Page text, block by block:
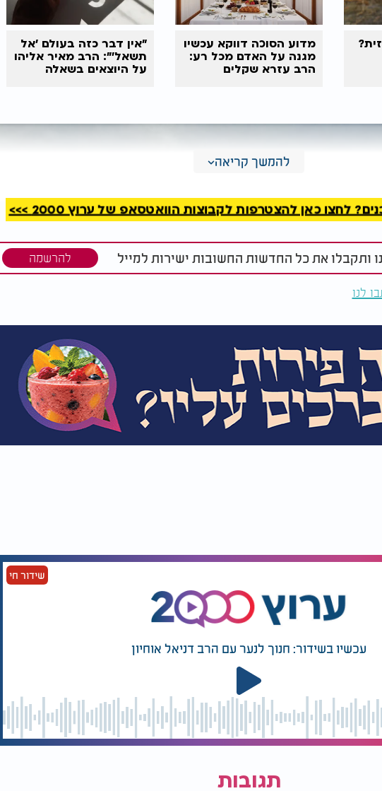
מדוע הסוכה דווקא עכשיו
מגנה על האדם מכל רע:
הרב עזרא שקלים
"אין דבר כזה בעולם 'אל
תשאל'": הרב מאיר אליהו
על היוצאים בשאלה
להמשך קריאה
לחצו כאן להצטרפות לקבוצות הוואטסאפ של ערוץ 2000 >>>
ותקבלו את כל החדשות החשובות ישירות למייל להרשמה
לנו
שידור חי
עכשיו בשידור: חנוך לנער עם הרב דניאל אוחיון
תגובות